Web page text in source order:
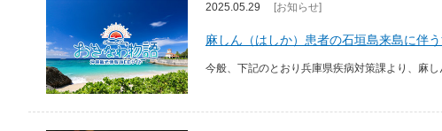
2025.05.29 [お知らせ]
麻しん（はしか）患者の石垣島来島に伴
今般、下記のとおり兵庫県疾病対策課より、麻